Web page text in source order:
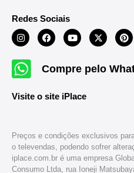
Redes Sociais
Compre pelo
Visite o site iPlace
Preços e condições exclusivos
o televendas, podendo sofrer
iplace.com.br é uma empresa
Consumo Ltda, rua Ioneji